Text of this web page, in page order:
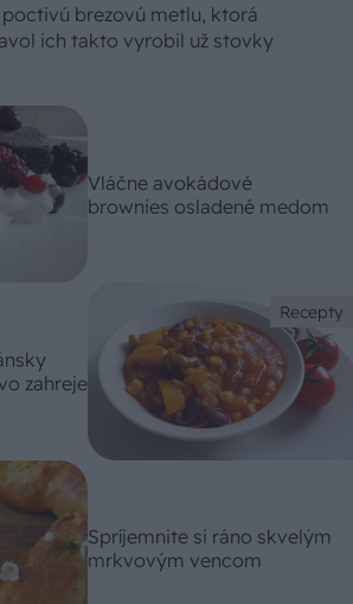
brezovú metlu, ktorá
ich takto vyrobil už stovky
Vláčne avokádové
brownies osladené medom
Recepty
zahreje
Spríjemnite si ráno skvelým
mrkvovým vencom